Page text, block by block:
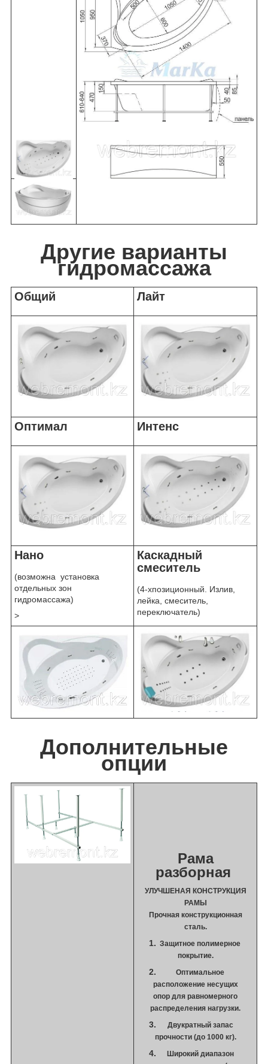
Другие варианты
гидромассажа
Общий Лайт
Оптимал Интенс
Нано
(возможна установка
отдельных зон
гидромассажа)
>
Каскадный
смеситель
(4-хпозиционный. Излив,
лейка, смеситель,
переключатель)
Дополнительные
опции
Рама
разборная
УЛУЧШЕНАЯ КОНСТРУКЦИЯ
РАМЫ
Прочная конструкционная
сталь.
Защитное полимерное
покрытие.
Оптимальное
расположение несущих
опор для равномерного
распределения нагрузки.
Двукратный запас
прочности (до 1000 кг).
Широкий диапазон